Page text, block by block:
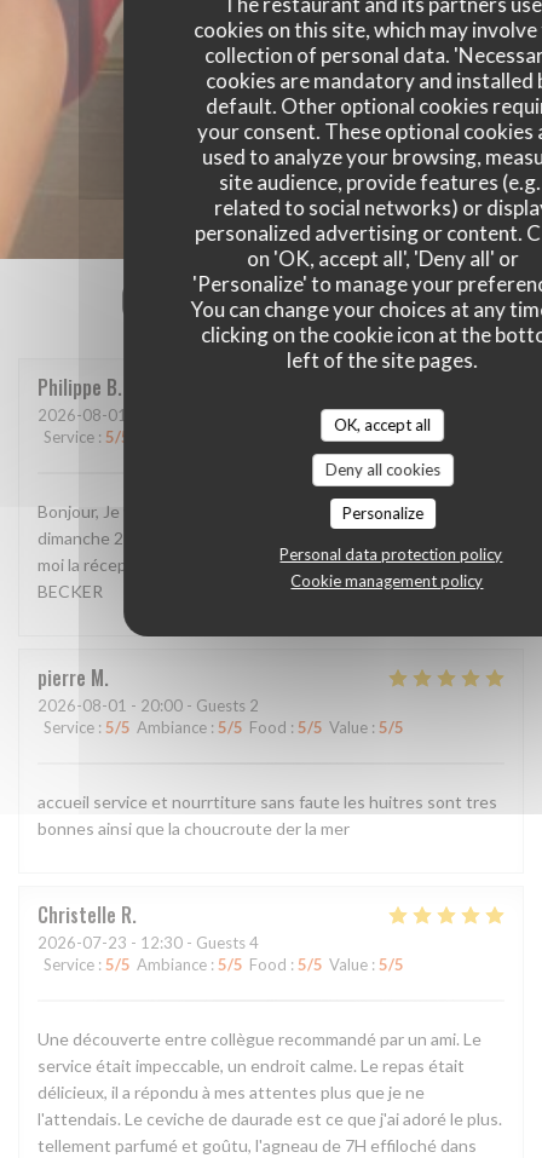
cookies on this site, which may
collection of personal data.
cookies are mandatory and installed
default. Other optional cookies
your consent. These optional cookies
used to analyze your browsing,
site audience, provide features
related to social networks) or
personalized advertising or content.
on 'OK, accept all', 'Deny all' or
'Personalize' to manage your
You can change your choices at any
clicking on the cookie icon at the
left of the site pages.
OK, accept all
Deny all cookies
Personalize
Personal data protection policy
Cookie management policy
Our customer ratings
Philippe B
2026-08-01
Service : 5/5 /5 Value:4/5
Bonjour, Je vous ai envoyé un message sur google, je crois
dimanche 2 ou hier 3 août. L'avez-vous reçu et lu? Confirmez
moi la réception de mon message svp Bien cordialement, P.
BECKER
pierre M
2026-08-01 - 20:00 - Guests 2
Service : 5/5 Ambiance : 5/5 Food : 5/5 Value : 5/5
accueil service et nourrtiture sans faute les huitres sont tres
bonnes ainsi que la choucroute der la mer
Christelle R
2026-07-23 - 12:30 - Guests 4
Service : 5/5 Ambiance : 5/5 Food : 5/5 Value : 5/5
Une découverte entre collègue recommandé par un ami. Le
service était impeccable, un endroit calme. Le repas était
délicieux, il a répondu à mes attentes plus que je ne
l'attendais. Le ceviche de daurade est ce que j'ai adoré le plus.
tellement parfumé et goûtu, l'agneau de 7H effiloché dans